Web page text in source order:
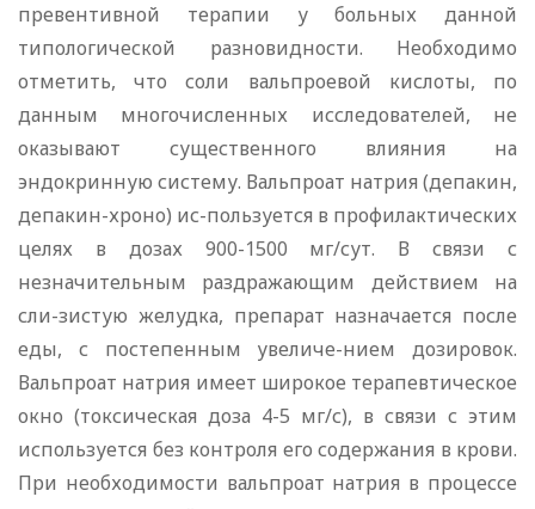
превентивной терапии у больных данной
типологической разновидности. Необходимо
отметить, что соли вальпроевой кислоты, по
данным многочисленных исследователей, не
оказывают существенного влияния на
эндокринную систему. Вальпроат натрия (депакин,
депакин-хроно) ис-пользуется в профилактических
целях в дозах 900-1500 мг/сут. В связи с
незначительным раздражающим действием на
сли-зистую желудка, препарат назначается после
еды, с постепенным увеличе-нием дозировок.
Вальпроат натрия имеет широкое терапевтическое
окно (токсическая доза 4-5 мг/с), в связи с этим
используется без контроля его содержания в крови.
При необходимости вальпроат натрия в процессе